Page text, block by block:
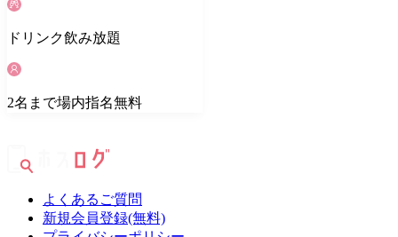
ドリンク飲み放題
2名 まで場内指名無料
よくあるご質問
新規会員登録(無料)